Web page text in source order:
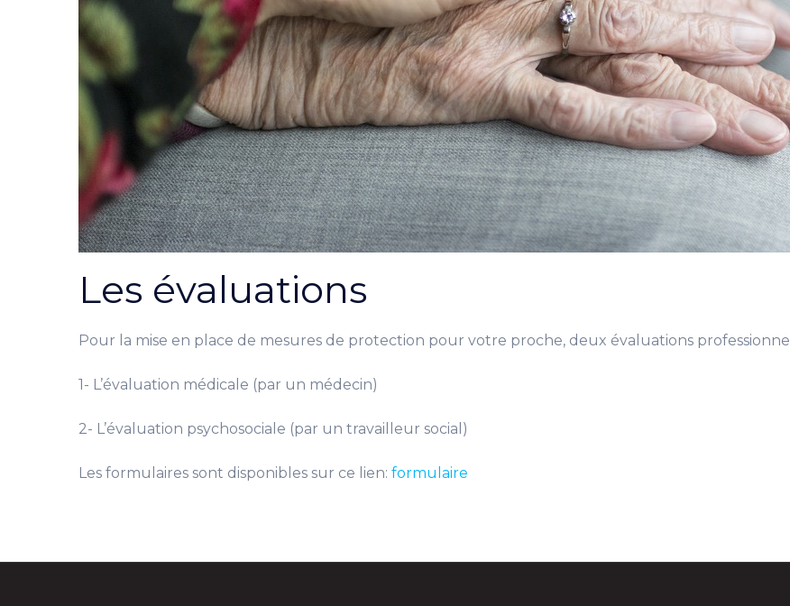
Les évaluations
Pour la mise en place de mesures de protection pour votre proche, deux évaluations
1- L’évaluation médicale (par un médecin)
2- L’évaluation psychosociale (par un travailleur social)
Les formulaires sont disponibles sur ce lien: formulaire